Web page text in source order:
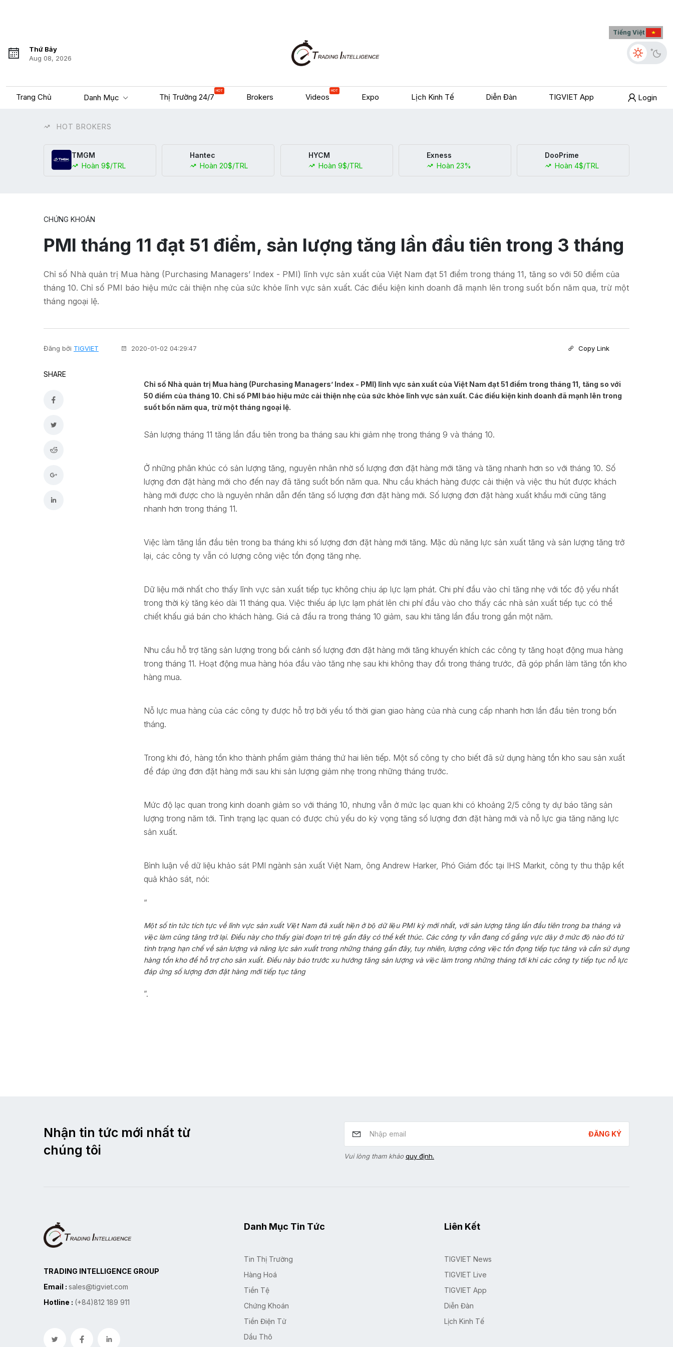
Tiếng Việt
Thứ Bảy
Aug 08, 2026
Trang Chủ Danh Mục Thị Trường 24/7
HOT
Brokers Videos
HOT
Expo Lịch Kinh Tế Diễn Đàn TIGVIET App Login
HOT BROKERS
TMGM
Hoàn 9$/TRL
Hantec
Hoàn 20$/TRL
HYCM
Hoàn 9$/TRL
Exness
Hoàn 23%
DooPrime
Hoàn 4$/TRL
CHỨNG KHOÁN
PMI tháng 11 đạt 51 điểm, sản lượng tăng lần đầu tiên trong 3 tháng
Chỉ số Nhà quản trị Mua hàng (Purchasing Managers’ Index - PMI) lĩnh vực sản xuất của Việt Nam đạt 51 điểm trong tháng 11, tăng so với 50 điểm của
tháng 10. Chỉ số PMI báo hiệu mức cải thiện nhẹ của sức khỏe lĩnh vực sản xuất. Các điều kiện kinh doanh đã mạnh lên trong suốt bốn năm qua, trừ một
tháng ngoại lệ.
Đăng bởi TIGVIET 2020-01-02 04:29:47 Copy Link
SHARE
Chỉ số Nhà quản trị Mua hàng (Purchasing Managers’ Index - PMI) lĩnh vực sản xuất của Việt Nam đạt 51 điểm trong tháng 11, tăng so với
50 điểm của tháng 10. Chỉ số PMI báo hiệu mức cải thiện nhẹ của sức khỏe lĩnh vực sản xuất. Các điều kiện kinh doanh đã mạnh lên trong
suốt bốn năm qua, trừ một tháng ngoại lệ.
Sản lượng tháng 11 tăng lần đầu tiên trong ba tháng sau khi giảm nhẹ trong tháng 9 và tháng 10.
Ở những phân khúc có sản lượng tăng, nguyên nhân nhờ số lượng đơn đặt hàng mới tăng và tăng nhanh hơn so với tháng 10. Số
lượng đơn đặt hàng mới cho đến nay đã tăng suốt bốn năm qua. Nhu cầu khách hàng được cải thiện và việc thu hút được khách
hàng mới được cho là nguyên nhân dẫn đến tăng số lượng đơn đặt hàng mới. Số lượng đơn đặt hàng xuất khẩu mới cũng tăng
nhanh hơn trong tháng 11.
Việc làm tăng lần đầu tiên trong ba tháng khi số lượng đơn đặt hàng mới tăng. Mặc dù năng lực sản xuất tăng và sản lượng tăng trở
lại, các công ty vẫn có lượng công việc tồn đọng tăng nhẹ.
Dữ liệu mới nhất cho thấy lĩnh vực sản xuất tiếp tục không chịu áp lực lạm phát. Chi phí đầu vào chỉ tăng nhẹ với tốc độ yếu nhất
trong thời kỳ tăng kéo dài 11 tháng qua. Việc thiếu áp lực lạm phát lên chi phí đầu vào cho thấy các nhà sản xuất tiếp tục có thể
chiết khấu giá bán cho khách hàng. Giá cả đầu ra trong tháng 10 giảm, sau khi tăng lần đầu trong gần một năm.
Nhu cầu hỗ trợ tăng sản lượng trong bối cảnh số lượng đơn đặt hàng mới tăng khuyến khích các công ty tăng hoạt động mua hàng
trong tháng 11. Hoạt động mua hàng hóa đầu vào tăng nhẹ sau khi không thay đổi trong tháng trước, đã góp phần làm tăng tồn kho
hàng mua.
Nỗ lực mua hàng của các công ty được hỗ trợ bởi yếu tố thời gian giao hàng của nhà cung cấp nhanh hơn lần đầu tiên trong bốn
tháng.
Trong khi đó, hàng tồn kho thành phẩm giảm tháng thứ hai liên tiếp. Một số công ty cho biết đã sử dụng hàng tồn kho sau sản xuất
để đáp ứng đơn đặt hàng mới sau khi sản lượng giảm nhẹ trong những tháng trước.
Mức độ lạc quan trong kinh doanh giảm so với tháng 10, nhưng vẫn ở mức lạc quan khi có khoảng 2/5 công ty dự báo tăng sản
lượng trong năm tới. Tình trạng lạc quan có được chủ yếu do kỳ vọng tăng số lượng đơn đặt hàng mới và nỗ lực gia tăng năng lực
sản xuất.
Bình luận về dữ liệu khảo sát PMI ngành sản xuất Việt Nam, ông Andrew Harker, Phó Giám đốc tại IHS Markit, công ty thu thập kết
quả khảo sát, nói:
“
Một số tin tức tích tực về lĩnh vực sản xuất Việt Nam đã xuất hiện ở bộ dữ liệu PMI kỳ mới nhất, với sản lượng tăng lần đầu tiên trong ba tháng và
việc làm cũng tăng trở lại. Điều này cho thấy giai đoạn trì trệ gần đây có thể kết thúc. Các công ty vẫn đang cố gắng vực dậy ở mức độ nào đó từ
tình trạng hạn chế về sản lượng và năng lực sản xuất trong những tháng gần đây, tuy nhiên, lượng công việc tồn đọng tiếp tục tăng và cần sử dụng
hàng tồn kho để hỗ trợ cho sản xuất. Điều này báo trước xu hướng tăng sản lượng và việc làm trong những tháng tới khi các công ty tiếp tục nỗ lực
đáp ứng số lượng đơn đặt hàng mới tiếp tục tăng
”.
Nhận tin tức mới nhất từ
chúng tôi
ĐĂNG KÝ
Vui lòng tham khảo quy định.
TRADING INTELLIGENCE GROUP
Email : sales@tigviet.com
Hotline : (+84)812 189 911
Danh Mục Tin Tức
Tin Thị Trường
Hàng Hoá
Tiền Tệ
Chứng Khoán
Tiền Điện Tử
Dầu Thô
Liên Kết
TIGVIET News
TIGVIET Live
TIGVIET App
Diễn Đàn
Lịch Kinh Tế